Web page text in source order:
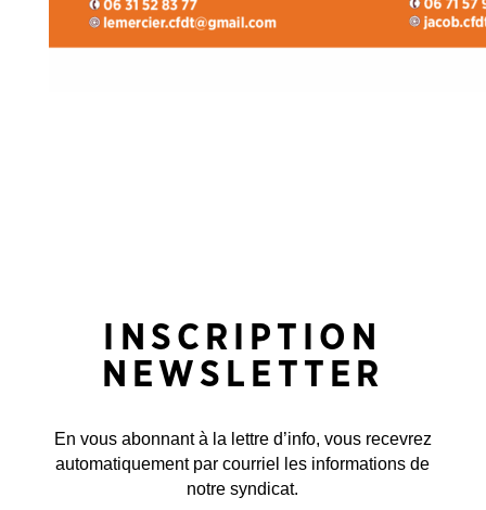
INSCRIPTION
NEWSLETTER
En vous abonnant à la lettre d’info, vous recevrez
automatiquement par courriel les informations de
notre syndicat.